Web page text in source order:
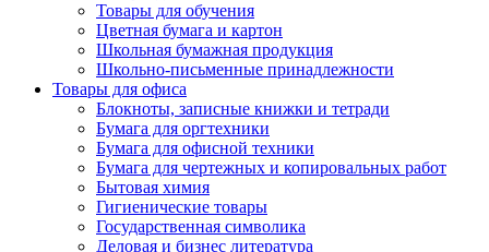
Товары для обучения
Цветная бумага и картон
Школьная бумажная продукция
Школьно-письменные принадлежности
Товары для офиса
Блокноты, записные книжки и тетради
Бумага для оргтехники
Бумага для офисной техники
Бумага для чертежных и копировальных работ
Бытовая химия
Гигиенические товары
Государственная символика
Деловая и бизнес литература